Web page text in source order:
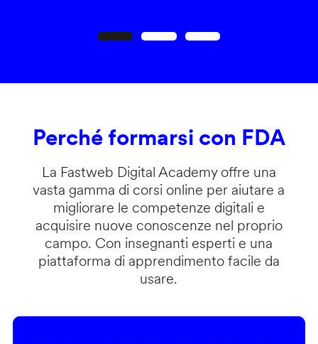
Perché formarsi con FDA
La Fastweb Digital Academy offre una
vasta gamma di corsi online per aiutare a
migliorare le competenze digitali e
acquisire nuove conoscenze nel proprio
campo. Con insegnanti esperti e una
piattaforma di apprendimento facile da
usare.